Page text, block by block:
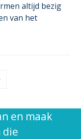
altijd bezig
van het
Next
en maak
die